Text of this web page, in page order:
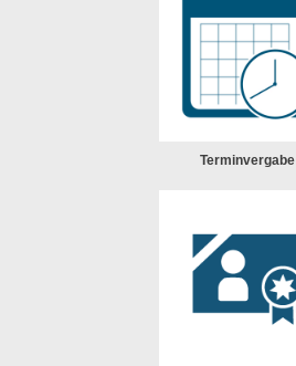
Terminvergabe